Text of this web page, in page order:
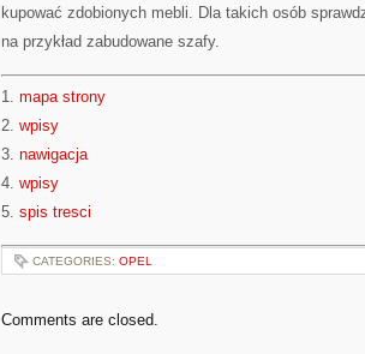
kupować zdobionych mebli. Dla takich osób
na przykład zabudowane szafy.
1. mapa strony
2. wpisy
3. nawigacja
4. wpisy
5. spis tresci
CATEGORIES: OPEL
Comments are closed.